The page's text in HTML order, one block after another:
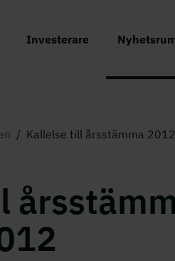
Investerare
/ Kallelse till årsstämma 2012